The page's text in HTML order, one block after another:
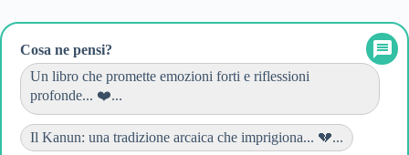
Cosa ne pensi?
Un libro che promette emozioni forti e riflessioni
profonde... ❤️...
Il Kanun: una tradizione arcaica che imprigiona... 💔...